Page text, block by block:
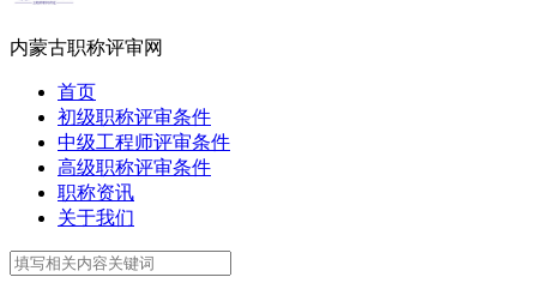
内蒙古职称评审网
首页
初级职称评审条件
中级工程师评审条件
高级职称评审条件
职称资讯
关于我们